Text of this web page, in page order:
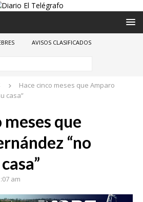
AVISOS CLASIFICADOS
Hace cinco meses que Amparo
casa”
meses que
“no
am